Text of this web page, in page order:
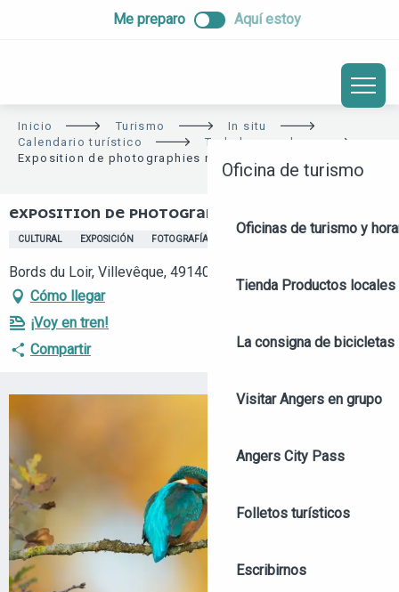
Me preparo Aquí estoy
Oficina de turismo
Oficinas de turismo y
Tienda Productos
La consigna de bicicletas
Visitar Angers en grupo
Angers City Pass
Folletos turísticos
Escribirnos
Inicio Turismo
In situ
Calendario turístico
Toda la agenda
Exposition de photographies nature
EXPOSITION DE PHOTOGRAPHIES NATURE
CULTURAL EXPOSICIÓN FOTOGRAFÍA
Bords du Loir, Villevêque, 49140 Rives-du-Loir-en-Anjou
Cómo llegar
¡Voy en tren!
Compartir